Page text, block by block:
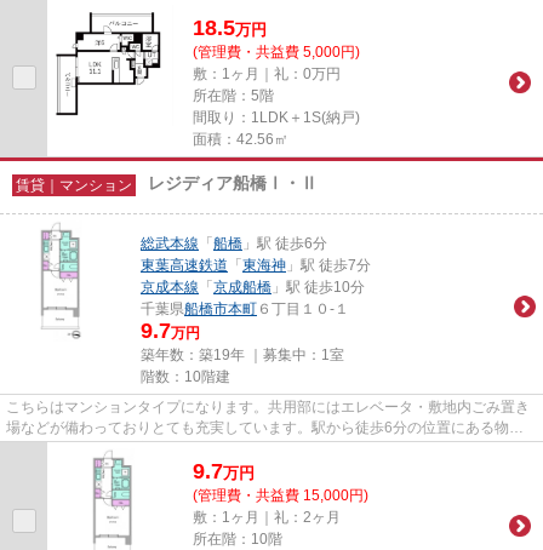
18.5万円
(管理費・共益費 5,000円)
敷：1ヶ月｜礼：0万円
所在階：5階
間取り：1LDK＋1S(納戸)
面積：42.56㎡
賃貸｜マンション レジディア船橋Ⅰ・Ⅱ
総武本線 「 船橋 」駅 徒歩6分
東葉高速鉄道 「 東海神 」駅 徒歩7分
京成本線 「 京成船橋 」駅 徒歩10分
千葉県船橋市本町 ６丁目１０-１
9.7万円
築年数：築19年 ｜募集中： 1室
階数：10階建
こちらはマンションタイプになります。共用部にはエレベータ・敷地内ごみ置き
場などが備わっておりとても充実しています。駅から徒歩6分の位置にある物件
なので、アクセスも良好です。...
9.7万円
(管理費・共益費 15,000円)
敷：1ヶ月｜礼：2ヶ月
所在階：10階